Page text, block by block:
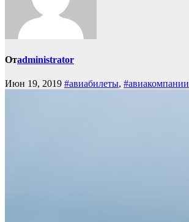
Отadministrator
Июн 19, 2019 #авиабилеты, #авиакомпании